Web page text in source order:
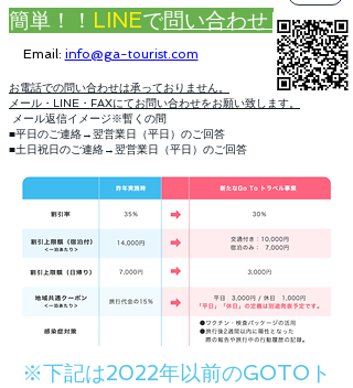
Email: info@ga-tourist.com
簡単！！ LINEで問い合わせ
お電話での問い合わせは承っておりません。
メール・LINE・FAXにてお問い合わせをお願い致します。
メール返信イメージ※暫くの間
■平日のご連絡→翌営業日（平日）のご回答
■土日祝日のご連絡→翌営業日（平日）のご回答
※下記は2022年以前のGOTOト